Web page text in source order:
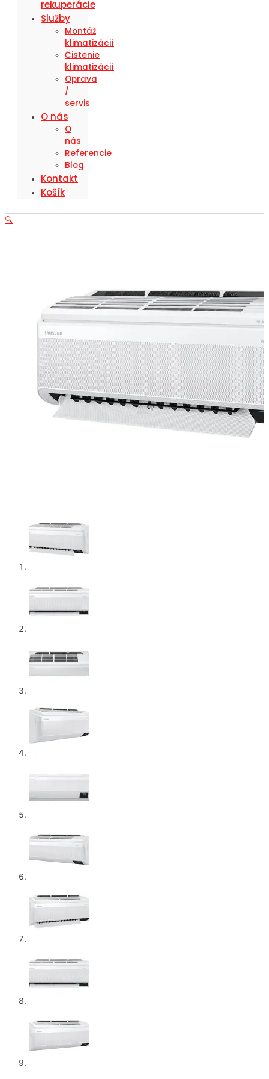
rekuperácie
Služby
Montáž
klimatizácií
Čistenie
klimatizácií
Oprava
/
servis
O nás
O
nás
Referencie
Blog
Kontakt
Košík
🔍